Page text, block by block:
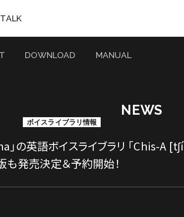
DOWNLOAD MANUAL
NEWS
ボイスライブラリ情報
」の英語ボイスライブラリ 「Chis-A
も発売決定＆予約開始！